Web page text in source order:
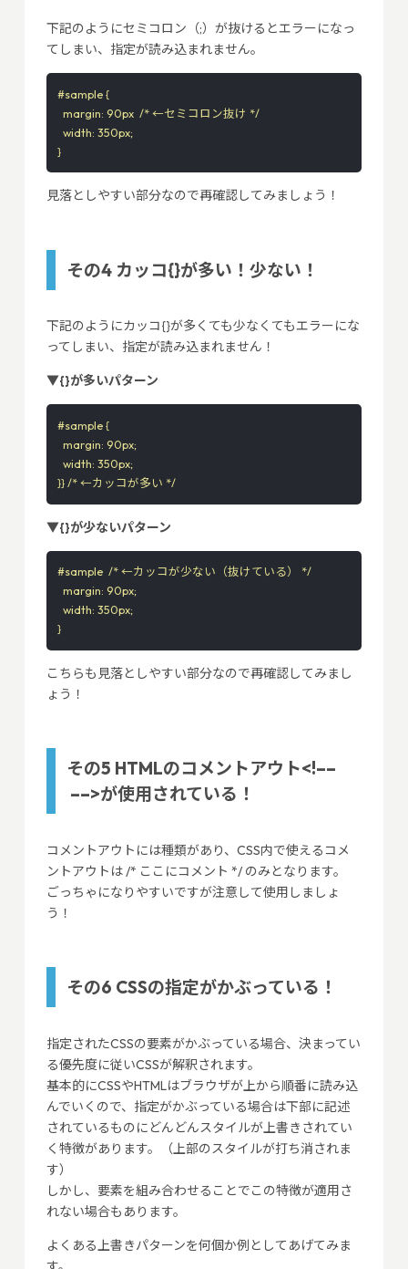
下記のようにセミコロン（;）が抜けるとエラーになっ
てしまい、指定が読み込まれません。
#sample {
  margin: 90px  /* ←セミコロン抜け */
  width: 350px;
}
見落としやすい部分なので再確認してみましょう！
その4 カッコ{}が多い！少ない！
下記のようにカッコ{}が多くても少なくてもエラーにな
ってしまい、指定が読み込まれません！
▼{}が多いパターン
#sample {
  margin: 90px;
  width: 350px;
▼{}が少ないパターン
#sample  /* ←カッコが少ない（抜けている） */
  margin: 90px;
  width: 350px;
}
こちらも見落としやすい部分なので再確認してみまし
ょう！
その5 HTMLのコメントアウト<!––
––>が使用されている！
コメントアウトには種類があり、CSS内で使えるコメ
ントアウトは /* ここにコメント */ のみとなります。
ごっちゃになりやすいですが注意して使用しましょ
う！
その6 CSSの指定がかぶっている！
指定されたCSSの要素がかぶっている場合、決まってい
る優先度に従いCSSが解釈されます。
基本的にCSSやHTMLはブラウザが上から順番に読み込
んでいくので、指定がかぶっている場合は下部に記述
されているものにどんどんスタイルが上書きされてい
く特徴があります。（上部のスタイルが打ち消されま
す）
しかし、要素を組み合わせることでこの特徴が適用さ
れない場合もあります。
よくある上書きパターンを何個か例としてあげてみま